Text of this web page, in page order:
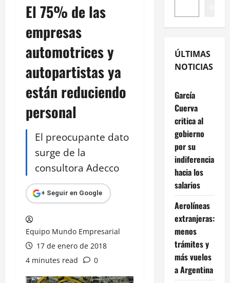
El 75% de las
empresas
automotrices y
autopartistas ya
están reduciendo
personal
El preocupante dato
surge de la
consultora Adecco
+ Seguir en Google
Equipo Mundo Empresarial
17 de enero de 2018
4 minutes read
0
ÚLTIMAS
NOTICIAS
García
Cuerva
critica al
gobierno
por su
indiferencia
hacia los
salarios
Aerolíneas
extranjeras:
menos
trámites y
más vuelos
a Argentina